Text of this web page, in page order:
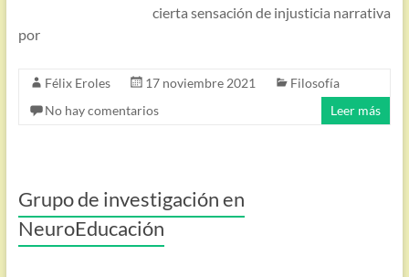
cierta sensación de injusticia narrativa
por
Félix Eroles 17 noviembre 2021
Filosofía
No hay comentarios
Leer más
Grupo de investigación en
NeuroEducación